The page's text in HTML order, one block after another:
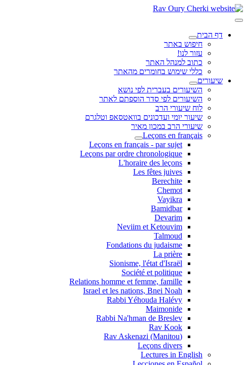
דף הבית
חיפוש באתר
עזור לנו!
כתוב למנהל האתר
כללי שימוש בחומרים מהאתר
שיעורים
השיעורים בעברית לפי נושא
השיעורים לפי סדר הוספתם לאתר
לוח שיעורי הרב
שיעור יומי ועדכונים בוואטסאפ וטלגרם
שיעורי הרב במכון מאיר
Leçons en français
Leçons en français - par sujet
Leçons par ordre chronologique
L'horaire des leçons
Les fêtes juives
Berechite
Chemot
Vayikra
Bamidbar
Devarim
Neviim et Ketouvim
Talmoud
Fondations du judaisme
La prière
Sionisme, l'état d'Israël
Société et politique
Relations homme et femme, famille
Israel et les nations, Bnei Noah
Rabbi Yéhouda Halévy
Maimonide
Rabbi Na'hman de Breslev
Rav Kook
(Rav Askenazi (Manitou
Leçons divers
Lectures in English